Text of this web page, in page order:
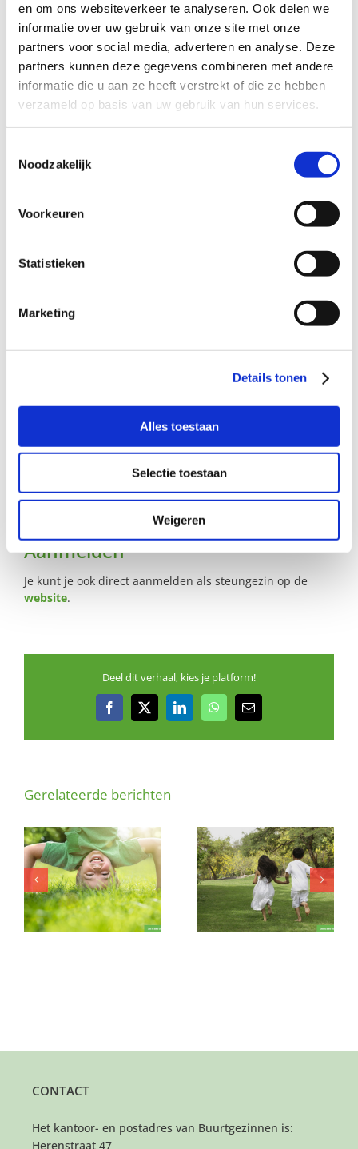
en om ons websiteverkeer te analyseren. Ook delen we
informatie over uw gebruik van onze site met onze
partners voor social media, adverteren en analyse. Deze
partners kunnen deze gegevens combineren met andere
informatie die u aan ze heeft verstrekt of die ze hebben
verzameld op basis van uw gebruik van hun services.
Noodzakelijk
Voorkeuren
Statistieken
Marketing
Details tonen
Alles toestaan
Selectie toestaan
Weigeren
Profiel steungezin
We zoeken een steungezin in Woerden dat:
Waar de kinderen bijvoorbeeld eens in de
twee weken een weekend(dag) welkom
Fijn als dit gezin begrip en aandacht heeft
voor een stukje rouwverwerking.
Met name gezinnen waar de kinderen
reageren. Dit geldt ook voor senioren die
opa en -oma, extra aandacht en liefde te
Wil je meer informatie?
Dan kun je contact opnemen met Iris Meijerink,
coördinator Buurtgezinnen in de gemeente Woerden, via
of bel: 06-48154190.
Aanmelden
Je kunt je ook direct aanmelden als steungezin op de
website.
Deel dit verhaal, kies je platform!
Facebook
X LinkedInWhatsApp
E-
Gerelateerde berichten
Wie biedt deze
kinderen af en toe een
fijne speelplek?
Gewoon even kind zijn
CONTACT
Het kantoor- en postadres van Buurtgezinnen is:
Herenstraat 47